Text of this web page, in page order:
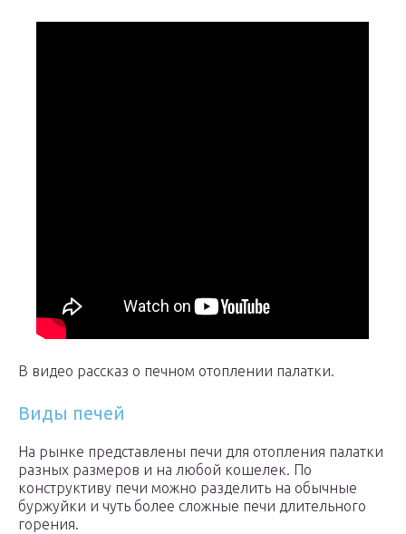
В видео рассказ о печном отоплении палатки.
Виды печей
На рынке представлены печи для отопления палатки
разных размеров и на любой кошелек. По
конструктиву печи можно разделить на обычные
буржуйки и чуть более сложные печи длительного
горения.